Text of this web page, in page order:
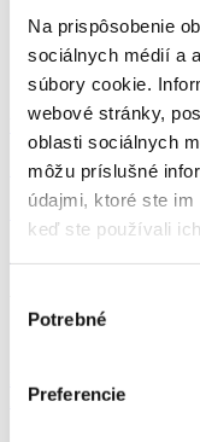
Na prispôsobenie
sociálnych médií a
súbory cookie.
webové stránky,
oblasti sociálnych
môžu príslušné
údajmi, ktoré ste
keď ste používali
súhlasu
Potrebné
Preferencie
Smerovač
Veľkoobchod
Služby
Záhradné centrum
Vyberte si z
Zobraziť